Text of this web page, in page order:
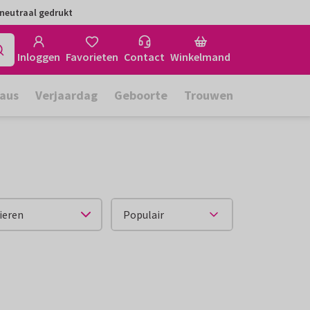
gedrukt
Inloggen Favorieten Contact Winkelmand
Verjaardag Geboorte Trouwen